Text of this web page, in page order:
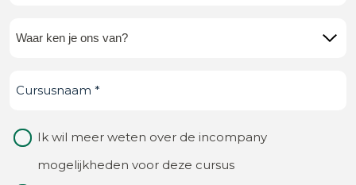
Waar
je
van?
(Vereist)
Cursusnaam (Vereist)
Waarom
contact
Ik wil meer weten over de incompany
mogelijkheden voor deze cursus